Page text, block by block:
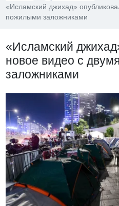
«Исламский джихад»
пожилыми заложниками
«Исламский
новое видео с
заложниками